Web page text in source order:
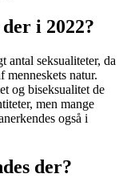
i 2022?
antal seksualiteter, da
menneskets natur.
og biseksualitet de
men mange
også i
der?